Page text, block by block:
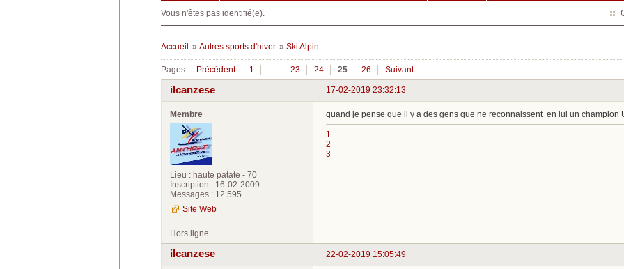
Vous n'êtes pas identifié(e).
Accueil » Autres sports d'hiver » Ski Alpin
Pages : Précédent 1 … 23 24 25 26 Suivant
17-02-2019 23:32:13
ilcanzese
Membre
Lieu : haute patate - 70
Inscription : 16-02-2009
Messages : 12 595
Site Web
quand je pense que il y a des gens que ne reconnaissent en lui un champion
1
2
3
Hors ligne
22-02-2019 15:05:49
ilcanzese